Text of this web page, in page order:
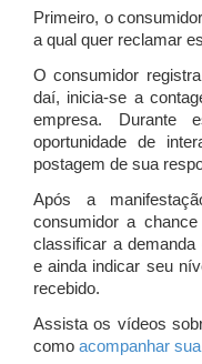
Primeiro, o
a qual quer reclamar
O consumidor
daí, inicia-se a
empresa.
oportunidade de
postagem de sua
Após a
consumidor a
classificar a
e ainda indicar seu
recebido.
Assista os vídeos
como acompanhar